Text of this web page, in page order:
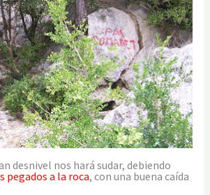
desnivel nos hará sudar, debiendo
pegados a la roca, con una buena caída